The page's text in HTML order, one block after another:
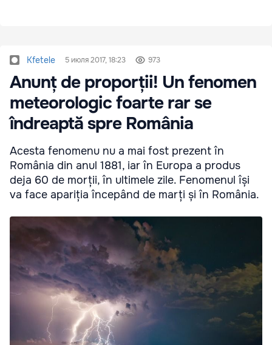
Kfetele 5 июля 2017, 18:23 973
Anunț de proporții! Un fenomen
meteorologic foarte rar se
îndreaptă spre România
Acesta fenomenu nu a mai fost prezent în
România din anul 1881, iar în Europa a produs
deja 60 de morții, în ultimele zile. Fenomenul își
va face apariția începând de marți și în România.